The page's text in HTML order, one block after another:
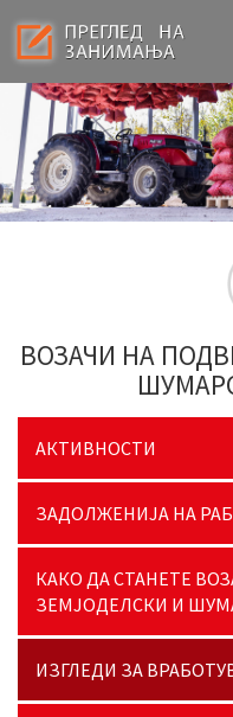
ВОЗАЧИ НА
АКТИВНОСТИ
ЗАДОЛЖЕНИЈА НА
КАКО ДА СТАНЕТЕ
ЗЕМЈОДЕЛСКИ И
ИЗГЛЕДИ ЗА